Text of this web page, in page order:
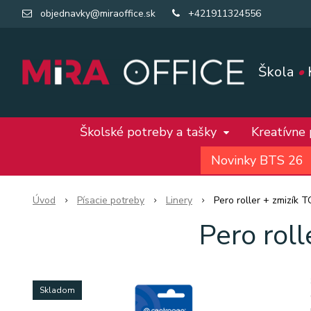
Škola •
objednavky@miraoffice.sk +421911324556
Školské potreby a tašky
Novinky BTS 26
Úvod Písacie potreby Linery Pero roller + zmizík
Pero
Skladom